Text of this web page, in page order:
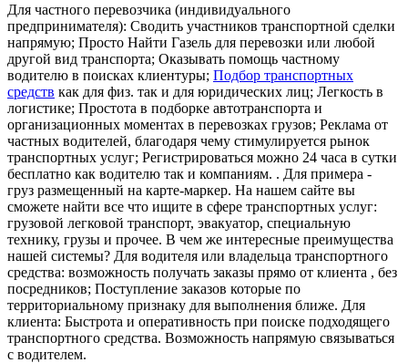
Для частного перевозчика (индивидуального
предпринимателя): Сводить участников транспортной сделки
напрямую; Просто Найти Газель для перевозки или любой
другой вид транспорта; Оказывать помощь частному
водителю в поисках клиентуры; Подбор транспортных
средств как для физ. так и для юридических лиц; Легкость в
логистике; Простота в подборке автотранспорта и
организационных моментах в перевозках грузов; Реклама от
частных водителей, благодаря чему стимулируется рынок
транспортных услуг; Регистрироваться можно 24 часа в сутки
бесплатно как водителю так и компаниям. . Для примера -
груз размещенный на карте-маркер. На нашем сайте вы
сможете найти все что ищите в сфере транспортных услуг:
грузовой легковой транспорт, эвакуатор, специальную
технику, грузы и прочее. В чем же интересные преимущества
нашей системы? Для водителя или владельца транспортного
средства: возможность получать заказы прямо от клиента , без
посредников; Поступление заказов которые по
территориальному признаку для выполнения ближе. Для
клиента: Быстрота и оперативность при поиске подходящего
транспортного средства. Возможность напрямую связываться
с водителем.